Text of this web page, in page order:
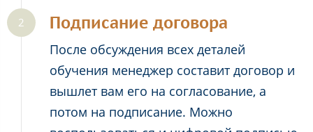
Подписание договора
После обсуждения всех деталей
обучения менеджер составит договор и
вышлет вам его на согласование, а
потом на подписание. Можно